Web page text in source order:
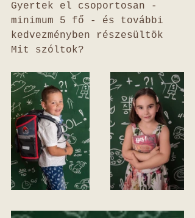
Gyertek el csoportosan -
minimum 5 fő - és további
kedvezményben részesültök
Mit szóltok?